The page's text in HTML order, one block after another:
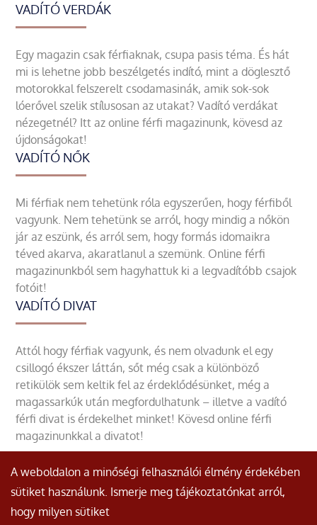
VADÍTÓ VERDÁK
Egy magazin csak férfiaknak, csupa pasis téma. És hát
mi is lehetne jobb beszélgetés indító, mint a döglesztő
motorokkal felszerelt csodamasinák, amik sok-sok
lóerővel szelik stílusosan az utakat? Vadító verdákat
nézegetnél? Itt az online férfi magazinunk, kövesd az
újdonságokat!
VADÍTÓ NŐK
Mi férfiak nem tehetünk róla egyszerűen, hogy férfiből
vagyunk. Nem tehetünk se arról, hogy mindig a nőkön
jár az eszünk, és arról sem, hogy formás idomaikra
téved akarva, akaratlanul a szemünk. Online férfi
magazinunkból sem hagyhattuk ki a legvadítóbb csajok
fotóit!
VADÍTÓ DIVAT
Attól hogy férfiak vagyunk, és nem olvadunk el egy
csillogó ékszer láttán, sőt még csak a különböző
retikülök sem keltik fel az érdeklődésünket, még a
magassarkúk után megfordulhatunk – illetve a vadító
férfi divat is érdekelhet minket! Kövesd online férfi
magazinunkkal a divatot!
© Minden jog fenntartva.
A weboldalon a minőségi felhasználói élmény érdekében
sütiket használunk. Ismerje meg tájékoztatónkat arról,
hogy milyen sütiket